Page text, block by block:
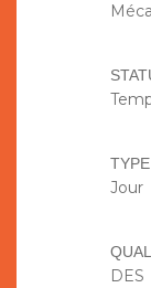
Jour
DES